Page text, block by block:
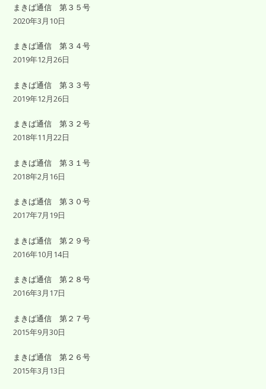
まきば通信 第３５号
2020年3月10日
まきば通信 第３４号
2019年12月26日
まきば通信 第３３号
2019年12月26日
まきば通信 第３２号
2018年11月22日
まきば通信 第３１号
2018年2月16日
まきば通信 第３０号
2017年7月19日
まきば通信 第２９号
2016年10月14日
まきば通信 第２８号
2016年3月17日
まきば通信 第２７号
2015年9月30日
まきば通信 第２６号
2015年3月13日